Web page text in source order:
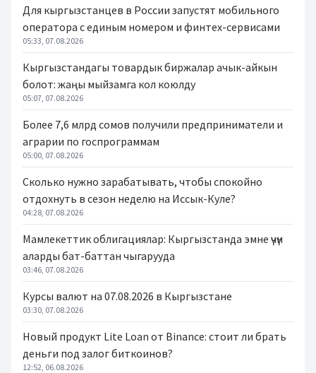
Для кыргызстанцев в России запустят мобильного
оператора с единым номером и финтех-сервисами
05:33, 07.08.2026
Кыргызстандагы товардык биржалар ачык-айкын
болот: жаңы мыйзамга кол коюлду
05:07, 07.08.2026
Более 7,6 млрд сомов получили предприниматели и
аграрии по госпрограммам
05:00, 07.08.2026
Сколько нужно зарабатывать, чтобы спокойно
отдохнуть в сезон неделю на Иссык-Куле?
04:28, 07.08.2026
Мамлекеттик облигациялар: Кыргызстанда эмне үчүн
аларды бат-баттан чыгарууда
03:46, 07.08.2026
Курсы валют на 07.08.2026 в Кыргызстане
03:30, 07.08.2026
Новый продукт Lite Loan от Binance: стоит ли брать
деньги под залог биткоинов?
12:52, 06.08.2026